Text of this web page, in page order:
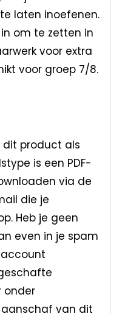
laten inoefenen.
om te zetten in
voor extra
voor groep 7/8.
product als
is een PDF-
via de
die je
Heb je geen
even in je spam
onder
aanschaf van dit